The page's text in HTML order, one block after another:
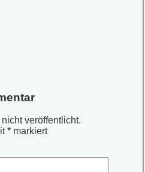
veröffentlicht.
* markiert